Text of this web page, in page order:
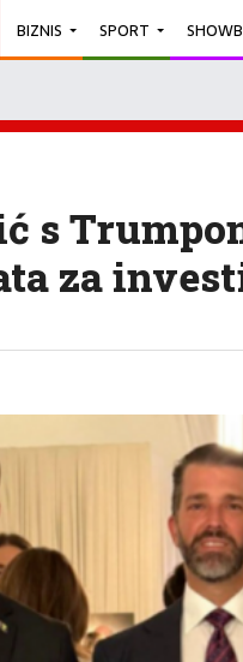
BIZNIS SPORT
s
za